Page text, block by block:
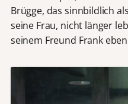
Brügge, das sinnbildlich
seine Frau, nicht länger
seinem Freund Frank